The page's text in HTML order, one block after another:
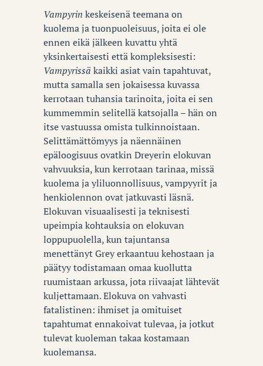
Vampyrin keskeisenä teemana on
kuolema ja tuonpuoleisuus, joita ei ole
ennen eikä jälkeen kuvattu yhtä
yksinkertaisesti että kompleksisesti:
Vampyrissä kaikki asiat vain tapahtuvat,
mutta samalla sen jokaisessa kuvassa
kerrotaan tuhansia tarinoita, joita ei sen
kummemmin selitellä katsojalla – hän on
itse vastuussa omista tulkinnoistaan.
Selittämättömyys ja näennäinen
epäloogisuus ovatkin Dreyerin elokuvan
vahvuuksia, kun kerrotaan tarinaa, missä
kuolema ja yliluonnollisuus, vampyyrit ja
henkiolennon ovat jatkuvasti läsnä.
Elokuvan visuaalisesti ja teknisesti
upeimpia kohtauksia on elokuvan
loppupuolella, kun tajuntansa
menettänyt Grey erkaantuu kehostaan ja
päätyy todistamaan omaa kuollutta
ruumistaan arkussa, jota riivaajat lähtevät
kuljettamaan. Elokuva on vahvasti
fatalistinen: ihmiset ja omituiset
tapahtumat ennakoivat tulevaa, ja jotkut
tulevat kuoleman takaa kostamaan
kuolemansa.